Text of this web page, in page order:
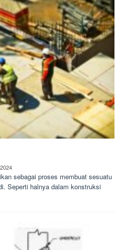
sebagai proses membuat sesuatu
Seperti halnya dalam konstruksi